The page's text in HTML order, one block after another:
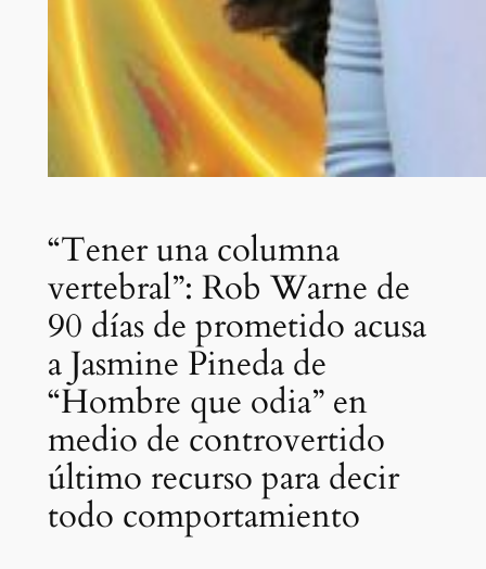
“Tener una columna
vertebral”: Rob Warne de
90 días de prometido acusa
a Jasmine Pineda de
“Hombre que odia” en
medio de controvertido
último recurso para decir
todo comportamiento